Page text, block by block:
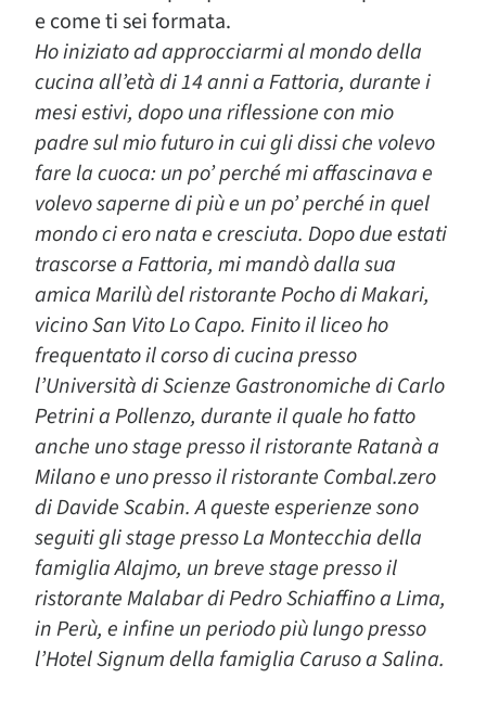
e come ti sei formata.
Ho iniziato ad approcciarmi al mondo della
cucina all’età di 14 anni a Fattoria, durante i
mesi estivi, dopo una riflessione con mio
padre sul mio futuro in cui gli dissi che volevo
fare la cuoca: un po’ perché mi affascinava e
volevo saperne di più e un po’ perché in quel
mondo ci ero nata e cresciuta. Dopo due estati
trascorse a Fattoria, mi mandò dalla sua
amica Marilù del ristorante Pocho di Makari,
vicino San Vito Lo Capo. Finito il liceo ho
frequentato il corso di cucina presso
l’Università di Scienze Gastronomiche di Carlo
Petrini a Pollenzo, durante il quale ho fatto
anche uno stage presso il ristorante Ratanà a
Milano e uno presso il ristorante Combal.zero
di Davide Scabin. A queste esperienze sono
seguiti gli stage presso La Montecchia della
famiglia Alajmo, un breve stage presso il
ristorante Malabar di Pedro Schiaffino a Lima,
in Perù, e infine un periodo più lungo presso
l’Hotel Signum della famiglia Caruso a Salina.